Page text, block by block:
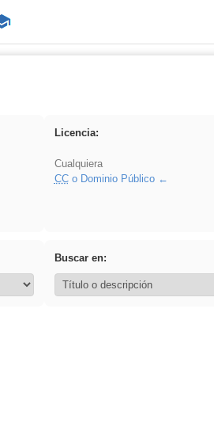
Licencia:
Cualquiera
CCo Dominio Público
Buscar en: